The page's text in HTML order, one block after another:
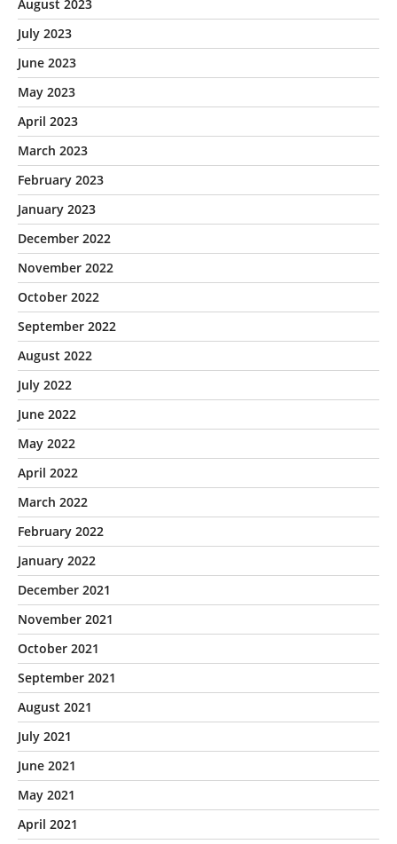
August 2023
July 2023
June 2023
May 2023
April 2023
March 2023
February 2023
January 2023
December 2022
November 2022
October 2022
September 2022
August 2022
July 2022
June 2022
May 2022
April 2022
March 2022
February 2022
January 2022
December 2021
November 2021
October 2021
September 2021
August 2021
July 2021
June 2021
May 2021
April 2021